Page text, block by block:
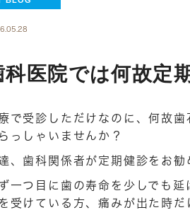
科医院では何故定
で受診しただけなのに、何故
っしゃいませんか？
、歯科関係者が定期健診をお勧
一つ目に歯の寿命を少しでも
受けている方、痛みが出た時